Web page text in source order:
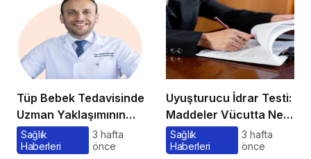
Tüp Bebek Tedavisinde
Uzman Yaklaşımının
Önemi ve Bilinmesi
Gerekenler
Sağlık
Haberleri
3 hafta
önce
Uyuşturucu İdrar Testi:
Maddeler Vücutta Ne
Kadar Kalır, Süreç
Nasıl İşler?
Sağlık
Haberleri
3 hafta
önce